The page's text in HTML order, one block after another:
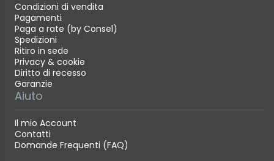
Condizioni di vendita
Pagamenti
Paga a rate (by Consel)
Spedizioni
Ritiro in sede
Privacy & cookie
Diritto di recesso
Garanzie
Aiuto
Il mio Account
Contatti
Domande Frequenti (FAQ)